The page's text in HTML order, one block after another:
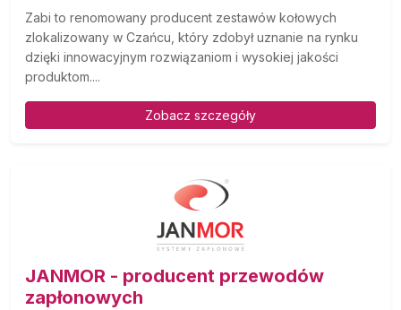
Zabi to renomowany producent zestawów kołowych
zlokalizowany w Czańcu, który zdobył uznanie na rynku
dzięki innowacyjnym rozwiązaniom i wysokiej jakości
produktom....
Zobacz szczegóły
JANMOR - producent przewodów
zapłonowych